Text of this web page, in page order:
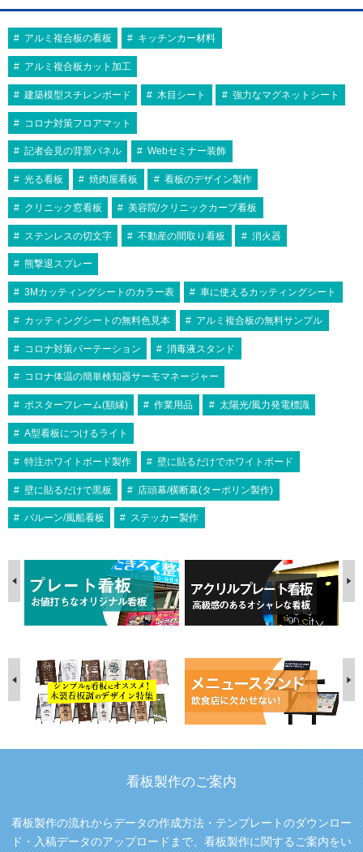
アルミ複合板の看板 キッチンカー材料
アルミ複合板カット加工
建築模型スチレンボード 木目シート 強力なマグネットシート
コロナ対策フロアマット
記者会見の背景パネル Webセミナー装飾
光る看板 焼肉屋看板 看板のデザイン製作
クリニック窓看板 美容院/クリニックカーブ看板
ステンレスの切文字 不動産の間取り看板 消火器
熊撃退スプレー
3Mカッティングシートのカラー表 車に使えるカッティングシート
カッティングシートの無料色見本 アルミ複合板の無料サンプル
コロナ対策パーテーション 消毒液スタンド
コロナ体温の簡単検知器サーモマネージャー
ポスターフレーム(額縁) 作業用品 太陽光/風力発電標識
A型看板につけるライト
特注ホワイトボード製作 壁に貼るだけでホワイトボード
壁に貼るだけで黒板 店頭幕/横断幕(ターポリン製作)
バルーン/風船看板 ステッカー製作
看板製作のご案内
看板製作の流れからデータの作成方法・テンプレートのダウンロー
ド・入稿データのアップロードまで、看板製作に関するご案内をい